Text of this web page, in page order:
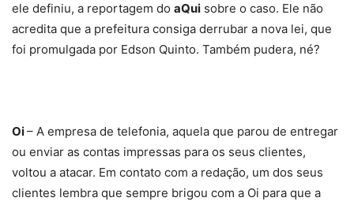
ele definiu, a reportagem do aQui sobre o caso. Ele não
acredita que a prefeitura consiga derrubar a nova lei, que
foi promulgada por Edson Quinto. Também pudera, né?
Oi– A empresa de telefonia, aquela que parou de entregar
ou enviar as contas impressas para os seus clientes,
voltou a atacar. Em contato com a redação, um dos seus
clientes lembra que sempre brigou com a Oi para que a